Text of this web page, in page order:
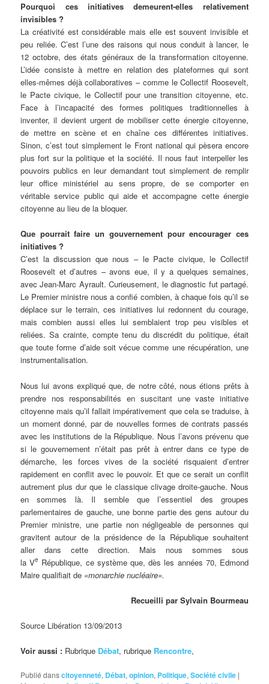
Pourquoi ces initiatives demeurent-elles relativement
invisibles ?
La créativité est considérable mais elle est souvent invisible et
peu reliée. C’est l’une des raisons qui nous conduit à lancer, le
12 octobre, des états généraux de la transformation citoyenne.
L’idée consiste à mettre en relation des plateformes qui sont
elles-mêmes déjà collaboratives – comme le Collectif Roosevelt,
le Pacte civique, le Collectif pour une transition citoyenne, etc.
Face à l’incapacité des formes politiques traditionnelles à
inventer, il devient urgent de mobiliser cette énergie citoyenne,
de mettre en scène et en chaîne ces différentes initiatives.
Sinon, c’est tout simplement le Front national qui pèsera encore
plus fort sur la politique et la société. Il nous faut interpeller les
pouvoirs publics en leur demandant tout simplement de remplir
leur office ministériel au sens propre, de se comporter en
véritable service public qui aide et accompagne cette énergie
citoyenne au lieu de la bloquer.
Que pourrait faire un gouvernement pour encourager ces
initiatives ?
C’est la discussion que nous – le Pacte civique, le Collectif
Roosevelt et d’autres – avons eue, il y a quelques semaines,
avec Jean-Marc Ayrault. Curieusement, le diagnostic fut partagé.
Le Premier ministre nous a confié combien, à chaque fois qu’il se
déplace sur le terrain, ces initiatives lui redonnent du courage,
mais combien aussi elles lui semblaient trop peu visibles et
reliées. Sa crainte, compte tenu du discrédit du politique, était
que toute forme d’aide soit vécue comme une récupération, une
instrumentalisation.
Nous lui avons expliqué que, de notre côté, nous étions prêts à
prendre nos responsabilités en suscitant une vaste initiative
citoyenne mais qu’il fallait impérativement que cela se traduise, à
un moment donné, par de nouvelles formes de contrats passés
avec les institutions de la République. Nous l’avons prévenu que
si le gouvernement n’était pas prêt à entrer dans ce type de
démarche, les forces vives de la société risquaient d’entrer
rapidement en conflit avec le pouvoir. Et que ce serait un conflit
autrement plus dur que le classique clivage droite-gauche. Nous
en sommes là. Il semble que l’essentiel des groupes
parlementaires de gauche, une bonne partie des gens autour du
Premier ministre, une partie non négligeable de personnes qui
gravitent autour de la présidence de la République souhaitent
aller dans cette direction. Mais nous sommes sous
la Ve République, ce système que, dès les années 70, Edmond
Maire qualifiait de «monarchie nucléaire».
Recueilli par Sylvain Bourmeau
Source Libération 13/09/2013
Voir aussi : Rubrique Débat, rubrique Rencontre,
Publié danscitoyenneté, Débat,opinion, Politique,Société civile |